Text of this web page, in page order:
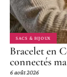
SACS & BIJOUX
Bracelet en
connectés
6 août 2026